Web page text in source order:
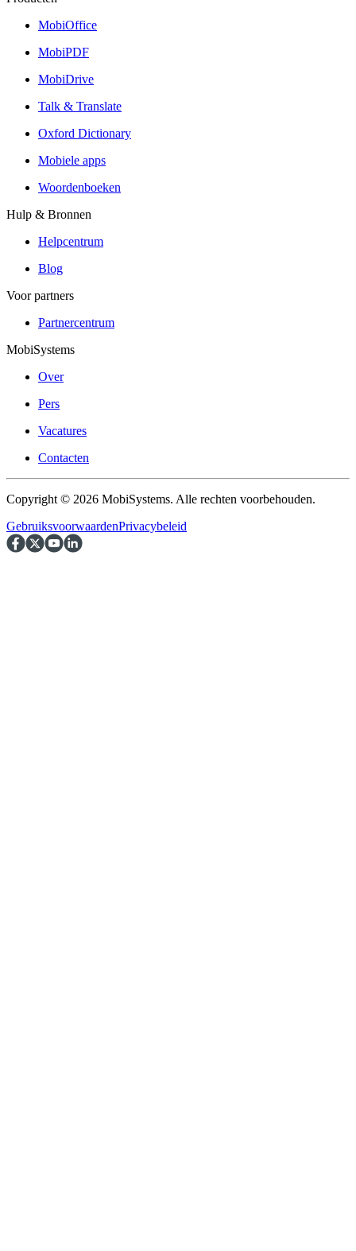
MobiOffice
MobiPDF
MobiDrive
Talk & Translate
Oxford Dictionary
Mobiele apps
Woordenboeken
Hulp & Bronnen
Helpcentrum
Blog
Voor partners
Partnercentrum
MobiSystems
Over
Pers
Vacatures
Contacten
Copyright © 2026 MobiSystems. Alle rechten voorbehouden.
GebruiksvoorwaardenPrivacybeleid